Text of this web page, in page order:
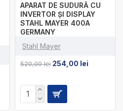
Stahl Mayer
APARAT DE SUDURĂ CU
INVERTOR ȘI DISPLAY
STAHL MAYER 400A
GERMANY
520,00 lei 254,00 lei